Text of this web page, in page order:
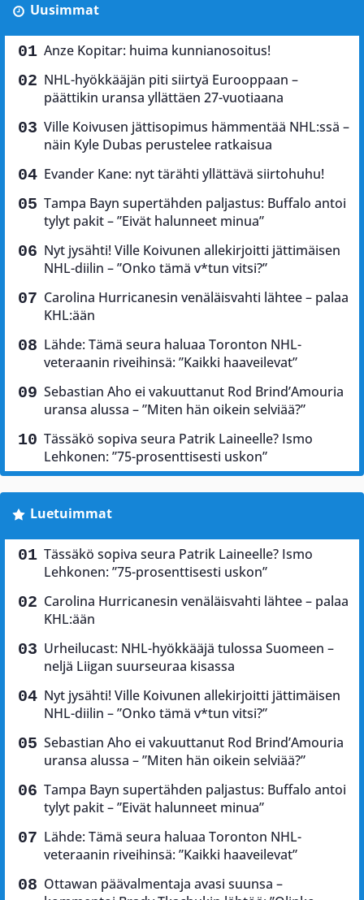
Uusimmat
Anze Kopitar: huima kunnianosoitus!
NHL-hyökkääjän piti siirtyä Eurooppaan –
päättikin uransa yllättäen 27-vuotiaana
Ville Koivusen jättisopimus hämmentää NHL:ssä –
näin Kyle Dubas perustelee ratkaisua
Evander Kane: nyt tärähti yllättävä siirtohuhu!
Tampa Bayn supertähden paljastus: Buffalo antoi
tylyt pakit – ”Eivät halunneet minua”
Nyt jysähti! Ville Koivunen allekirjoitti jättimäisen
NHL-diilin – ”Onko tämä v*tun vitsi?”
Carolina Hurricanesin venäläisvahti lähtee – palaa
KHL:ään
Lähde: Tämä seura haluaa Toronton NHL-
veteraanin riveihinsä: ”Kaikki haaveilevat”
Sebastian Aho ei vakuuttanut Rod Brind’Amouria
uransa alussa – ”Miten hän oikein selviää?”
Tässäkö sopiva seura Patrik Laineelle? Ismo
Lehkonen: ”75-prosenttisesti uskon”
Luetuimmat
Tässäkö sopiva seura Patrik Laineelle? Ismo
Lehkonen: ”75-prosenttisesti uskon”
Carolina Hurricanesin venäläisvahti lähtee – palaa
KHL:ään
Urheilucast: NHL-hyökkääjä tulossa Suomeen –
neljä Liigan suurseuraa kisassa
Nyt jysähti! Ville Koivunen allekirjoitti jättimäisen
NHL-diilin – ”Onko tämä v*tun vitsi?”
Sebastian Aho ei vakuuttanut Rod Brind’Amouria
uransa alussa – ”Miten hän oikein selviää?”
Tampa Bayn supertähden paljastus: Buffalo antoi
tylyt pakit – ”Eivät halunneet minua”
Lähde: Tämä seura haluaa Toronton NHL-
veteraanin riveihinsä: ”Kaikki haaveilevat”
Ottawan päävalmentaja avasi suunsa –